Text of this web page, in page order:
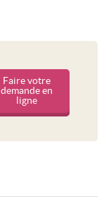
Faire votre
demande en
ligne